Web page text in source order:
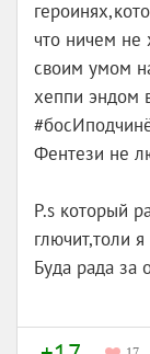
что ничем не
своим умом
хеппи эндом
Фентези не
P.s который
глючит,толи
Буда рада за